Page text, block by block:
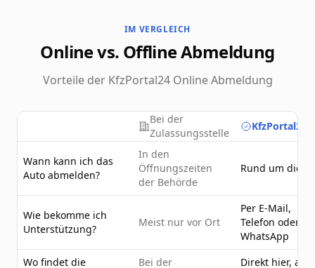
IM VERGLEICH
Online vs. Offline Abmeldung
Vorteile der KfzPortal24 Online Abmeldung
Bei der
Zulassungsstelle
Wann kann ich das
Auto abmelden?
In den
Öffnungszeiten
der Behörde
Rund um die
Wie bekomme ich
Unterstützung?
Meist nur vor Ort
Per E-Mail,
Telefon oder
WhatsApp
Wo findet die
Bei der
Direkt hier, am